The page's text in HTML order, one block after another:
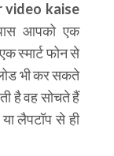
video kaise
आपको एक
स्मार्ट फोन से
भी कर सकते
है वह सोचते हैं
लैपटॉप से ही